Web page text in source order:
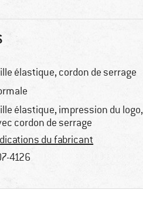
élastique, cordon de serrage
élastique, impression du logo,
cordon de serrage
du fabricant
4126